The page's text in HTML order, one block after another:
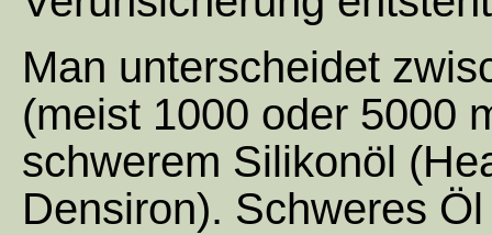
Man unterscheidet
(meist 1000 oder 5000
schwerem Silikonöl
Densiron). Schweres